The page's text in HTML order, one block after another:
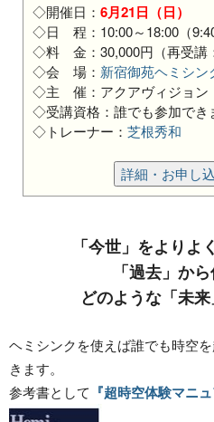
◇開催日： 6月21日（日）
◇日 程：10:00～18:00（9:40
◇料 金：30,000円（再受講
◇会 場： 新宿御苑ヘミシン
◇主 催：アクアヴィジョン
◇受講資格：誰でも参加でき
◇トレーナー： 芝根秀和
詳細・お申し
「今世」をよりよ
「過去」か
どのような「未来
ヘミシンクを使えば誰でも時空
きます。
参考書として 『超時空体験マニュ